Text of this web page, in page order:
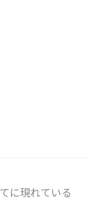
に現れている